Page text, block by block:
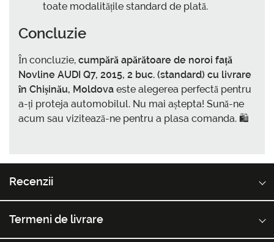
toate modalitățile standard de plată.
Concluzie
În concluzie, cumpără apărătoare de noroi față
Novline AUDI Q7, 2015, 2 buc. (standard) cu livrare
în Chișinău, Moldova este alegerea perfectă pentru
a-ți proteja automobilul. Nu mai aștepta! Sună-ne
acum sau vizitează-ne pentru a plasa comanda. 🛍️
Recenzii
Termeni de livrare